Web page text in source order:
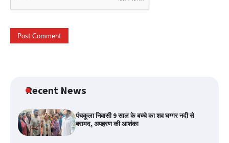
Recent News
पंचकूला निवासी 9 साल के बच्चे का शव घग्गर नदी से
बरामद, अपहरण की आशंका